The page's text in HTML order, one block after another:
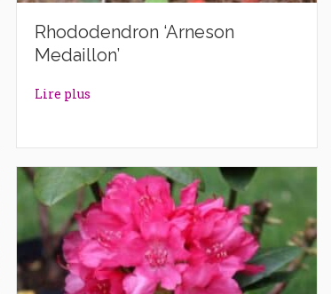
Rhododendron ‘Arneson
Medaillon’
Lire plus